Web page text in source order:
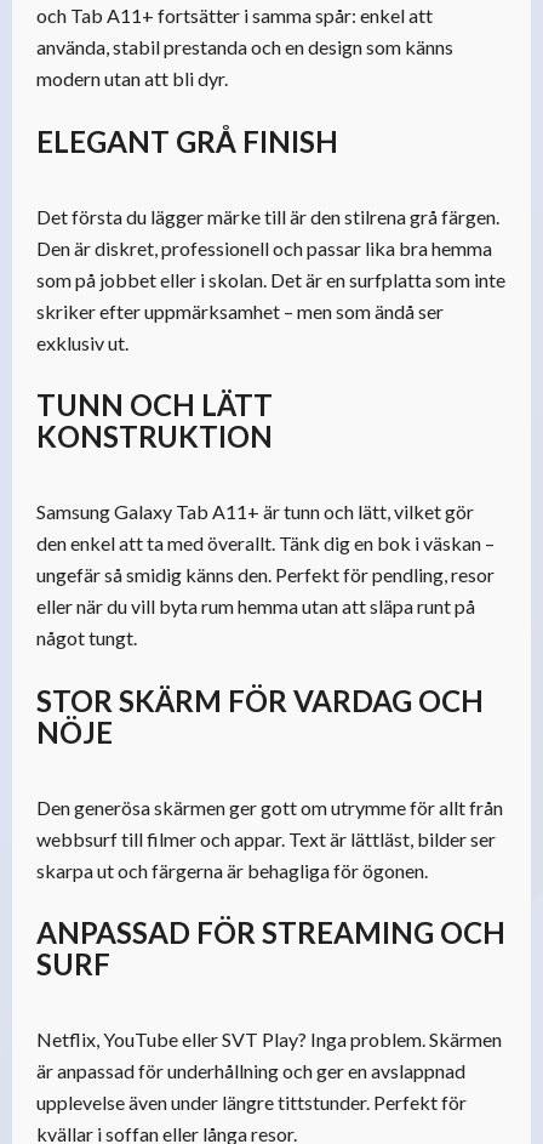
och Tab A11+ fortsätter i samma spår: enkel att
använda, stabil prestanda och en design som känns
modern utan att bli dyr.
ELEGANT GRÅ FINISH
Det första du lägger märke till är den stilrena grå färgen.
Den är diskret, professionell och passar lika bra hemma
som på jobbet eller i skolan. Det är en surfplatta som inte
skriker efter uppmärksamhet – men som ändå ser
exklusiv ut.
TUNN OCH LÄTT
KONSTRUKTION
Samsung Galaxy Tab A11+ är tunn och lätt, vilket gör
den enkel att ta med överallt. Tänk dig en bok i väskan –
ungefär så smidig känns den. Perfekt för pendling, resor
eller när du vill byta rum hemma utan att släpa runt på
något tungt.
STOR SKÄRM FÖR VARDAG OCH
NÖJE
Den generösa skärmen ger gott om utrymme för allt från
webbsurf till filmer och appar. Text är lättläst, bilder ser
skarpa ut och färgerna är behagliga för ögonen.
ANPASSAD FÖR STREAMING OCH
SURF
Netflix, YouTube eller SVT Play? Inga problem. Skärmen
är anpassad för underhållning och ger en avslappnad
upplevelse även under längre tittstunder. Perfekt för
kvällar i soffan eller långa resor.